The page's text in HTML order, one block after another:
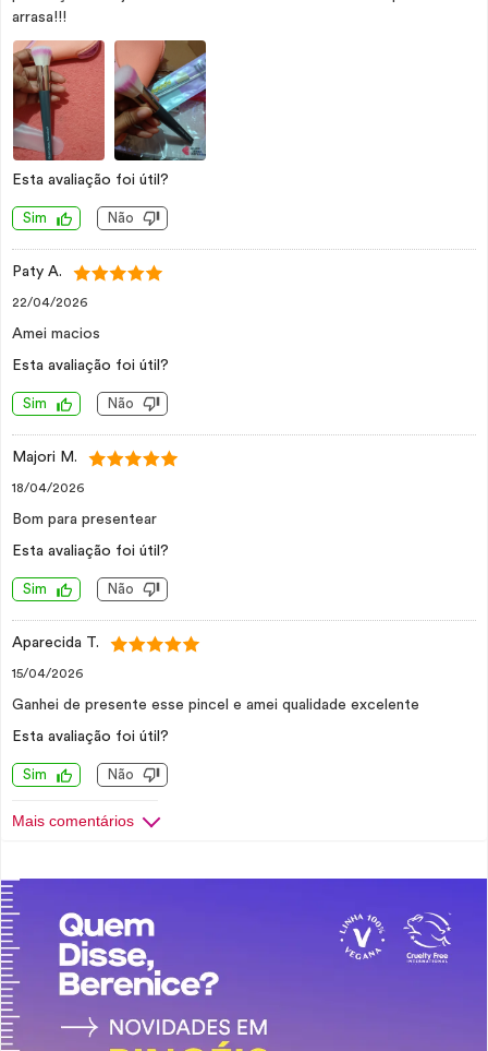
arrasa!!!
Esta avaliação foi útil?
Sim Não
Paty A.
22/04/2026
Amei macios
Esta avaliação foi útil?
Sim Não
Majori M.
18/04/2026
Bom para presentear
Esta avaliação foi útil?
Sim Não
Aparecida T.
15/04/2026
Ganhei de presente esse pincel e amei qualidade excelente
Esta avaliação foi útil?
Sim Não
Mais comentários